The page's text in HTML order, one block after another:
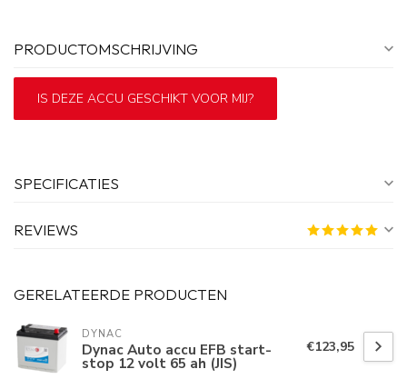
PRODUCTOMSCHRIJVING
IS DEZE ACCU GESCHIKT VOOR MIJ?
SPECIFICATIES
REVIEWS
GERELATEERDE PRODUCTEN
DYNAC
Dynac Auto accu EFB start-
stop 12 volt 65 ah (JIS)
€123,95